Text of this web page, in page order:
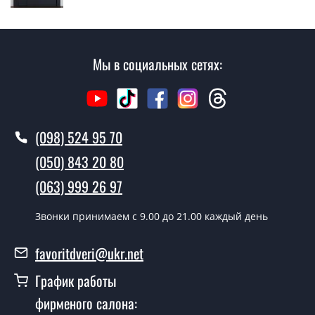
замер и консультацию на выезде. Каждый сотрудник
Вызов замерщика-консультанта стоит 500 грн.
Вы производите установку
межкомнатных дверей ТМ Фаворит?
Да производим. Монтаж межкомнатных дверей ТМ
Фаворит производится согласно очереди, во все дни
кроме воскресенья.
Techno-98-slider?
Стоимость установки дверей Techno-98-slider - от
1800 грн.
Мы в социальных сетях:
(098) 524 95 70
(050) 843 20 80
(063) 999 26 97
Звонки принимаем c 9.00 до 21.00 каждый день
favoritdveri@ukr.net
График работы
фирменого салона: